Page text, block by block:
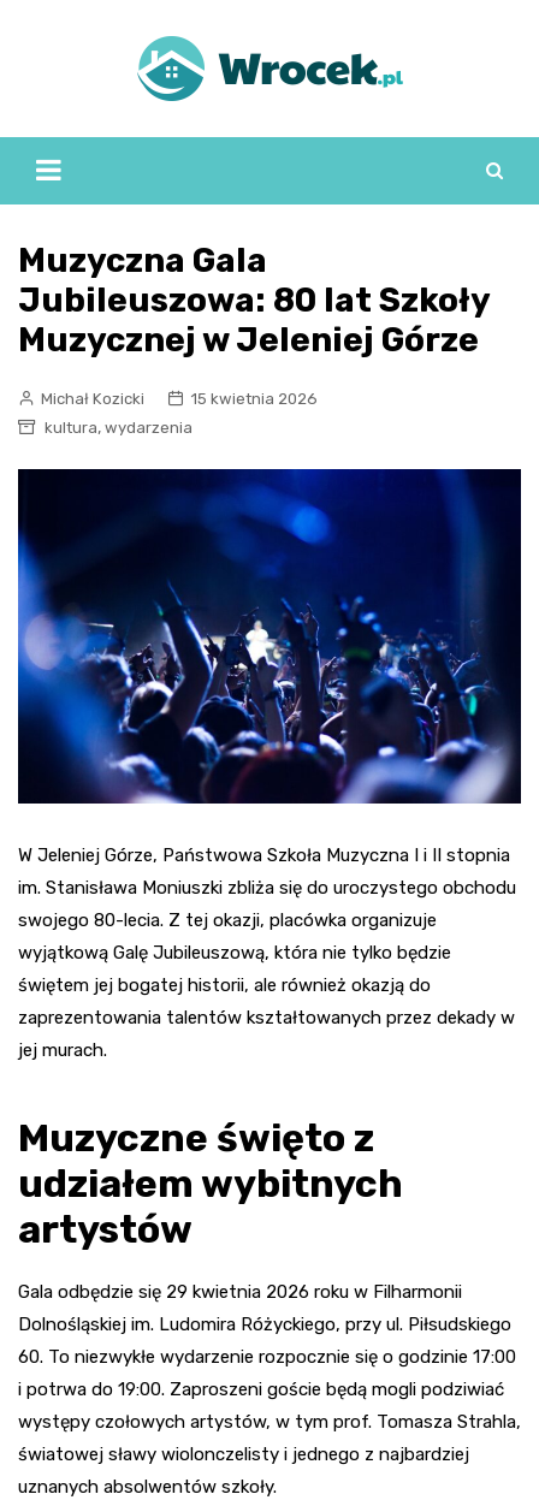
Muzyczna Gala
Jubileuszowa: 80 lat Szkoły
Muzycznej w Jeleniej Górze
Michał Kozicki
15 kwietnia 2026
kultura, wydarzenia
W Jeleniej Górze, Państwowa Szkoła Muzyczna I i II stopnia
im. Stanisława Moniuszki zbliża się do uroczystego obchodu
swojego 80-lecia. Z tej okazji, placówka organizuje
wyjątkową Galę Jubileuszową, która nie tylko będzie
świętem jej bogatej historii, ale również okazją do
zaprezentowania talentów kształtowanych przez dekady w
jej murach.
Muzyczne święto z
udziałem wybitnych
artystów
Gala odbędzie się 29 kwietnia 2026 roku w Filharmonii
Dolnośląskiej im. Ludomira Różyckiego, przy ul. Piłsudskiego
60. To niezwykłe wydarzenie rozpocznie się o godzinie 17:00
i potrwa do 19:00. Zaproszeni goście będą mogli podziwiać
występy czołowych artystów, w tym prof. Tomasza Strahla,
światowej sławy wiolonczelisty i jednego z najbardziej
uznanych absolwentów szkoły.